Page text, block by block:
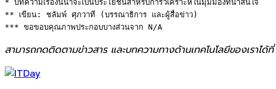
* บทความเรื่องนี้น่าจะเป็นประโยชน์สำหรับการวิเคราะห์ในมุมมองที่น่าสนใจ
** เขียน: ชลัมพ์ ศุภวาที (บรรณาธิการ และผู้สื่อข่าว)
*** ขอขอบคุณภาพประกอบบางส่วนจาก N/A
สามารถกดติดตามข่าวสาร และบทความทางด้านเทคโนโลยีของเราได้ที่